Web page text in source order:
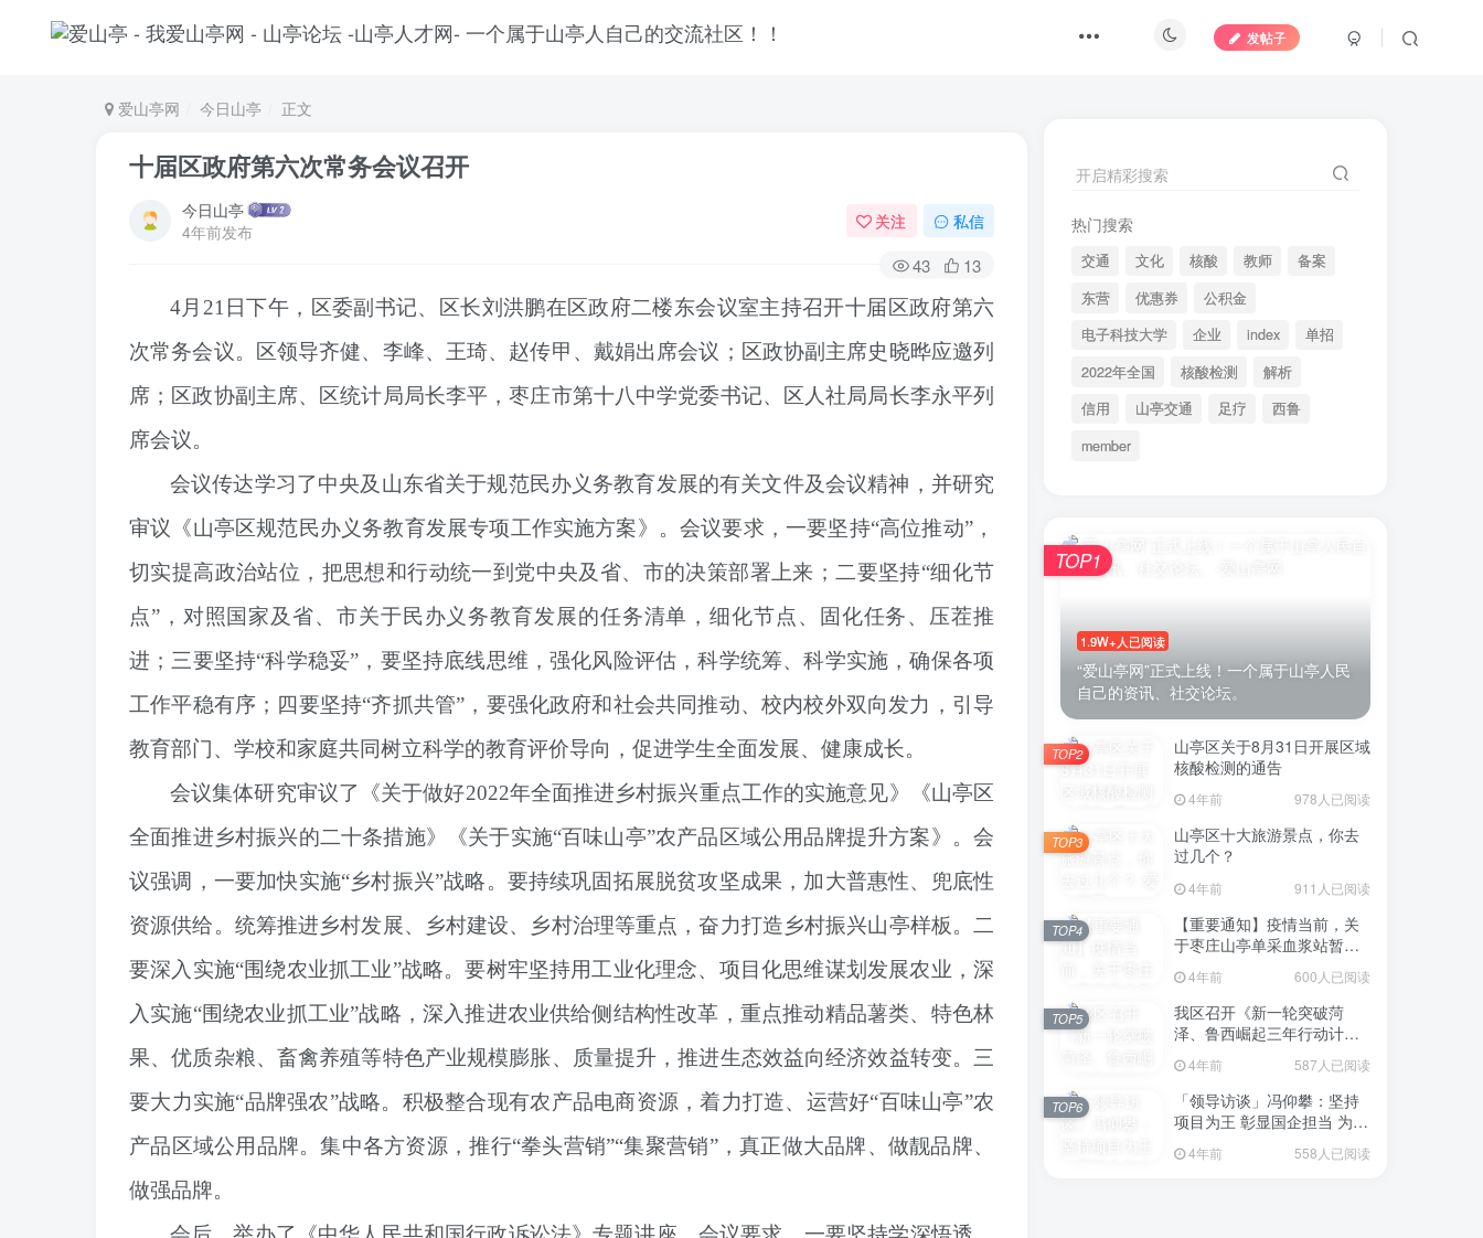
发帖子
爱山亭网 今日山亭 正文
十届区政府第六次常务会议召开
今日山亭
4年前发布
关注 私信
43
13
4月21日下午，区委副书记、区长刘洪鹏在区政府二楼东会议室主持召开十届区政府第六
次常务会议。区领导齐健、李峰、王琦、赵传甲、戴娟出席会议；区政协副主席史晓晔应邀列
席；区政协副主席、区统计局局长李平，枣庄市第十八中学党委书记、区人社局局长李永平列
席会议。
会议传达学习了中央及山东省关于规范民办义务教育发展的有关文件及会议精神，并研究
审议《山亭区规范民办义务教育发展专项工作实施方案》。会议要求， 一要坚持“高位推动”，
切实提高政治站位，把思想和行动统一到党中央及省、市的决策部署上来； 二要坚持“细化节
点”， 对照国家及省、市关于民办义务教育发展的任务清单，细化节点、固化任务、压茬推
进； 三要坚持“科学稳妥”， 要坚持底线思维，强化风险评估，科学统筹、科学实施，确保各项
工作平稳有序；四要坚持“齐抓共管”，要强化政府和社会共同推动、校内校外双向发力，引导
教育部门、学校和家庭共同树立科学的教育评价导向，促进学生全面发展、健康成长。
会议集体研究审议了《关于做好2022年全面推进乡村振兴重点工作的实施意见》《山亭区
全面推进乡村振兴的二十条措施》《关于实施“百味山亭”农产品区域公用品牌提升方案》。会
议强调， 一要加快实施“乡村振兴”战略。 要持续巩固拓展脱贫攻坚成果，加大普惠性、兜底性
资源供给。统筹推进乡村发展、乡村建设、乡村治理等重点，奋力打造乡村振兴山亭样板。 二
要深入实施“围绕农业抓工业”战略。要树牢坚持用工业化理念、项目化思维谋划发展农业，深
入实施“围绕农业抓工业”战略，深入推进农业供给侧结构性改革，重点推动精品薯类、特色林
果、优质杂粮、畜禽养殖等特色产业规模膨胀、质量提升，推进生态效益向经济效益转变。 三
要大力实施“品牌强农”战略。 积极整合现有农产品电商资源，着力打造、运营好“百味山亭”农
产品区域公用品牌。集中各方资源，推行“拳头营销”“集聚营销”，真正做大品牌、做靓品牌、
做强品牌。
开启精彩搜索
热门搜索
交通 文化 核酸 教师
备案
东营
优惠券
公积金
电子科技大学
企业 index
单招
2022年全国
核酸检测
解析
信用
山亭交通 足疗
西鲁
member
1.9W+人已阅读
“爱山亭网”正式上线！一个属于山亭人民
自己的资讯、社交论坛。
TOP1
山亭区关于8月31日开展区域
核酸检测的通告
4年前 978人已阅读
TOP2
山亭区十大旅游景点，你去
过几个？
4年前 911人已阅读
TOP3
【重要通知】疫情当前，关
于枣庄山亭单采血浆站暂停
4年前 600人已阅读
TOP4
我区召开《新一轮突破菏
泽、鲁西崛起三年行动计划
意见稿）政策分析研判会议
4年前 587人已阅读
TOP5
「领导访谈」冯仰攀：坚持
项目为王 彰显国企担当 为全
点项目建设贡献“交发力量”
4年前 558人已阅读
TOP6